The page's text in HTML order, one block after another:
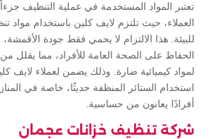
تعتبر المواد المستخدمة في عملية التنظيف
العملاء، حيث تلتزم لايف كلين باستخدام مواد
للبيئة. هذا الالتزام لا يحمي فقط جودة
الحفاظ على الصحة العامة للأفراد، مما يقلل
لمواد كيميائية ضارة. وذلك يضمن لعملاء لايف
استخدام الستائر المنظفة حديثًا، خاصة في
أفرادًا يعانون من حساسية.
شركة تنظيف خزانات عجمان